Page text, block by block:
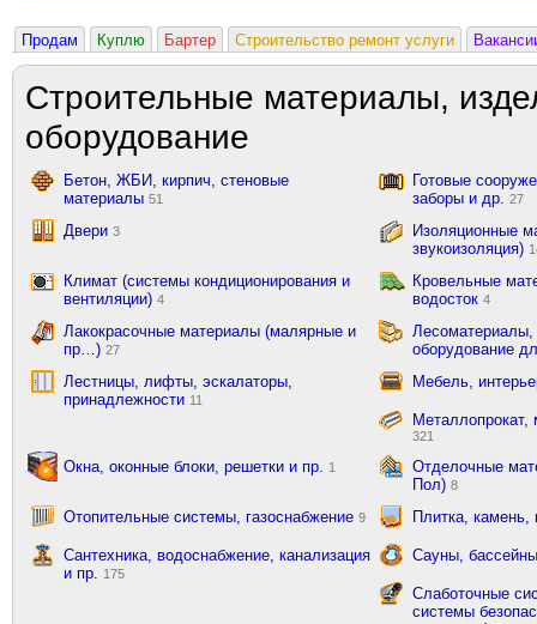
Продам Куплю Бартер Строительство ремонт услуги
Строительные материалы,
оборудование
Бетон, ЖБИ, кирпич, стеновые
материалы 51
Готовые
заборы и др.
27
Двери 3
Изоляционные
звукоизоляция)
Климат (системы кондиционирования и
вентиляции) 4
Кровельные
водосток 4
Лакокрасочные материалы (малярные и
пр…) 27
оборудование
Лестницы, лифты, эскалаторы,
принадлежности 11
Мебель,
321
Окна, оконные блоки, решетки и пр. 1
Отделочные
Пол) 8
Отопительные системы, газоснабжение 9 Плитка,
Сантехника, водоснабжение, канализация
и пр.
175
Сауны,
Слаботочные
системы